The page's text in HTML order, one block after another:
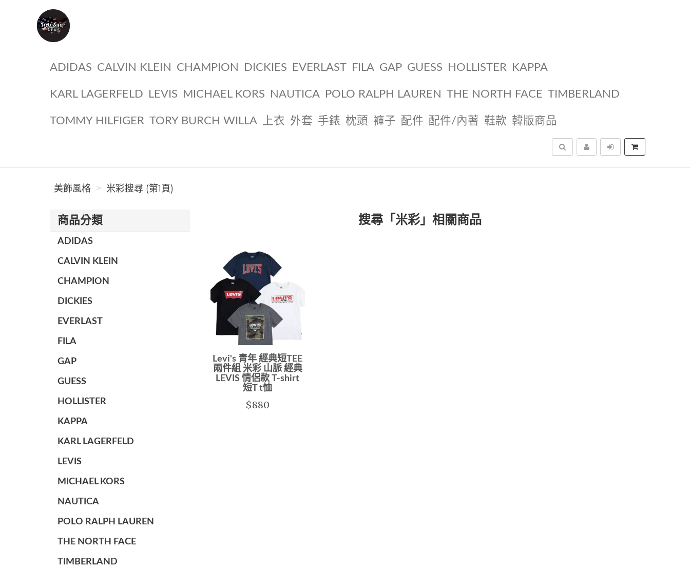
ADIDAS CALVIN KLEIN CHAMPION DICKIES EVERLAST FILA GAP GUESS HOLLISTER KAPPA
KARL LAGERFELD LEVIS MICHAEL KORS NAUTICA POLO RALPH LAUREN THE NORTH FACE TIMBERLAND
TOMMY HILFIGER TORY BURCH WILLA 上衣 外套 手錶 枕頭 褲子 配件 配件/內著 鞋款 韓版商品
搜尋
美飾風格 米彩搜尋 (第1頁)
商品分類
ADIDAS
CALVIN KLEIN
CHAMPION
DICKIES
EVERLAST
FILA
GAP
GUESS
HOLLISTER
KAPPA
KARL LAGERFELD
LEVIS
MICHAEL KORS
NAUTICA
POLO RALPH LAUREN
THE NORTH FACE
TIMBERLAND
搜尋「米彩」相關商品
Levi's 青年 經典短TEE
兩件組 米彩 山脈 經典
LEVIS 情侶款 T-shirt
短T t恤
$880